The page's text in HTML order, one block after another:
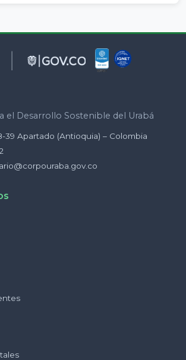
el Desarrollo Sostenible del Urabá
39 Apartado (Antioquia) – Colombia